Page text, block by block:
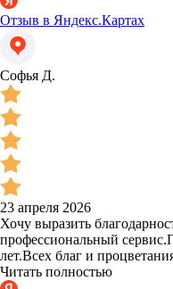
Отзыв в Яндекс.Картах
Софья Д.
23 апреля 2026
Хочу выразить
профессиональный
лет.Всех благ и
Читать полностью